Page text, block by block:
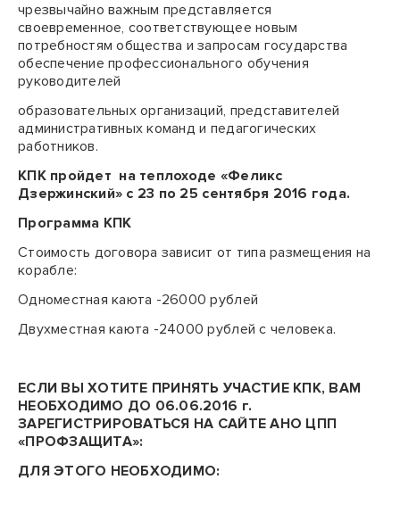
чрезвычайно важным представляется
своевременное, соответствующее новым
потребностям общества и запросам государства
обеспечение профессионального обучения
руководителей
образовательных организаций, представителей
административных команд и педагогических
работников.
КПК пройдет на теплоходе «Феликс
Дзержинский» с 23 по 25 сентября 2016 года.
Программа КПК
Стоимость договора зависит от типа размещения на
корабле:
Одноместная каюта -26000 рублей
Двухместная каюта -24000 рублей с человека.
ЕСЛИ ВЫ ХОТИТЕ ПРИНЯТЬ УЧАСТИЕ КПК, ВАМ
НЕОБХОДИМО ДО 06.06.2016 г.
ЗАРЕГИСТРИРОВАТЬСЯ НА САЙТЕ АНО ЦПП
«ПРОФЗАЩИТА»:
ДЛЯ ЭТОГО НЕОБХОДИМО: